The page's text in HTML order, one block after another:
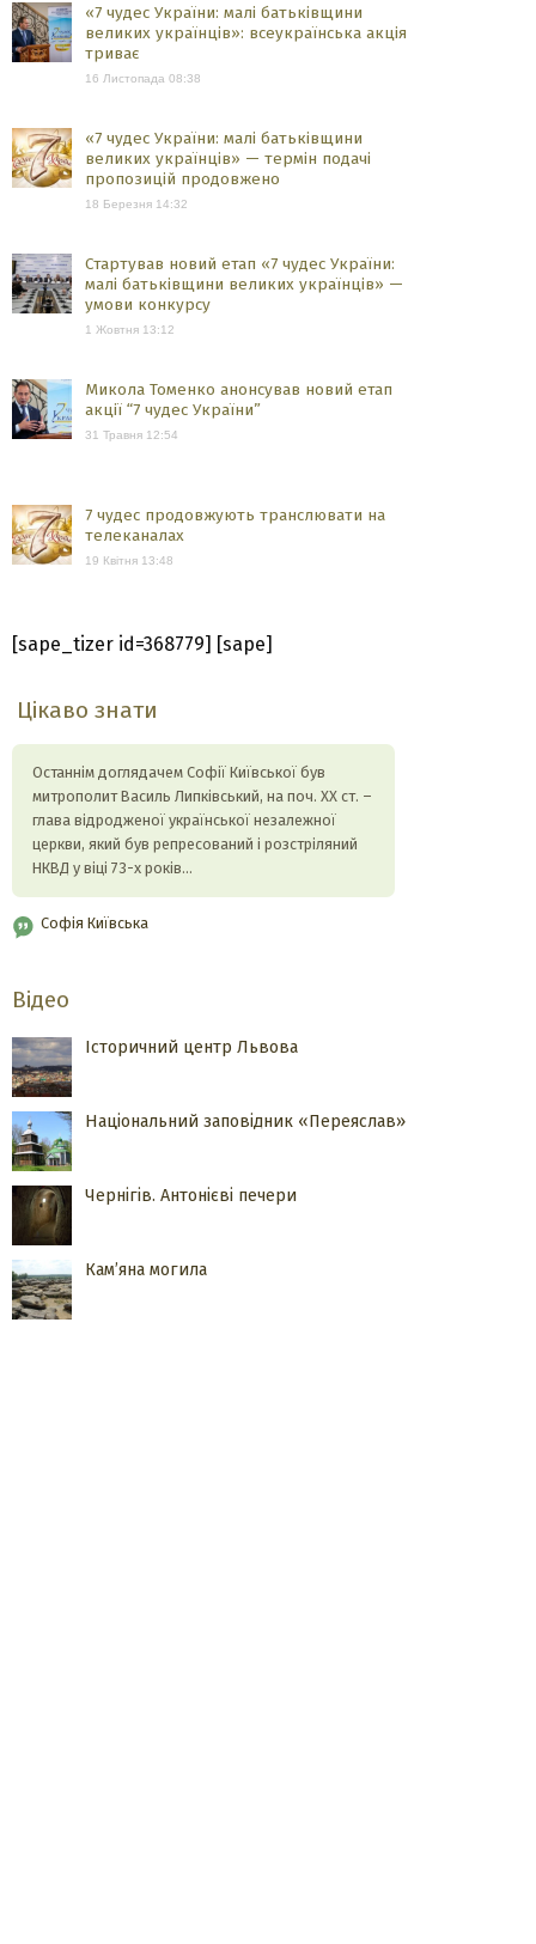
«7 чудес України: малі батьківщини
великих українців»: всеукраїнська акція
триває
16 Листопада 08:38
«7 чудес України: малі батьківщини
великих українців» — термін подачі
пропозицій продовжено
18 Березня 14:32
Стартував новий етап «7 чудес України:
малі батьківщини великих українців» —
умови конкурсу
1 Жовтня 13:12
Микола Томенко анонсував новий етап
акції “7 чудес України”
31 Травня 12:54
7 чудес продовжують транслювати на
телеканалах
19 Квітня 13:48
[sape_tizer id=368779] [sape]
Цікаво знати
Останнім доглядачем Софії Київської був
митрополит Василь Липківський, на поч. ХХ ст. –
глава відродженої української незалежної
церкви, який був репресований і розстріляний
НКВД у віці 73-х років…
Софія Київська
Відео
Історичний центр Львова
Національний заповідник «Переяслав»
Чернігів. Антонієві печери
Кам’яна могила